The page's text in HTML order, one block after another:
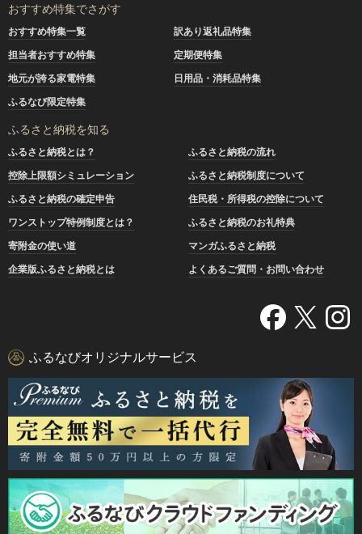
おすすめ特集でさがす
おすすめ特集一覧
訳あり返礼品特集
担当者おすすめ特集
定期便特集
地元が誇る家電特集
日用品・消耗品特集
ふるなび限定特集
ふるさと納税を知る
ふるさと納税とは？
ふるさと納税の流れ
控除上限額シミュレーション
ふるさと納税制度について
ふるさと納税の確定申告
住民税・所得税の控除について
ワンストップ特例制度とは？
ふるさと納税のお礼特典
寄附金の使い道
マンガふるさと納税
企業版ふるさと納税とは
よくあるご質問・お問い合わせ
ふるなびオリジナルサービス